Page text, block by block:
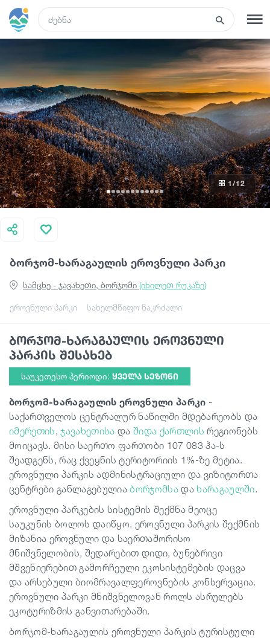
რეგისტრაცია შესვლა
ტურები
სასტუმროები
ტრანსპორტი
რა ვნახოთ
გიდები
საქართველო
ბორჯომ-ხარაგაულის ეროვნული პარკი
ეროვნული პარკი სახელმწიფო ნაკრძალი
სამცხე - ჯავახეთი, ბორჯომი (იხილეთ რუკაზე)
1 /12
ბორჯომ-ხარაგაულის ეროვნული
პარკის შესახებ
საუკეთესო პერიოდი: ᲧᲕᲔᲚᲐ ᲡᲔᲖᲝᲜᲘ
ბორჯომ-ხარაგაულის ეროვნული პარკი -
საქართველოს ცენტრალურ ნაწილში მდებარეობს და
იმერეთის,ჯავახეთისა და შიდა ქართლის რეგიონებს
მოიცავს. მისი საერთო ფართობი 107 083 ჰა-ს
შეადგენს, რაც ქვეყნის ტერიტორიის 1%-ზე მეტია.
ეროვნული პარკის ადმინისტრაციული და ვიზიტორთა
ცენტრები განლაგებულიაბორჯომსადახარაგაულში.
ეროვნული პარკების სისტემის შექმნა მეოცე
საუკუნის ბოლოს დაიწყო. ეროვნული პარკის შექმნის
მიზანია ეროვნული და საერთაშორისო
მნიშვნელობის, შედარებით დიდი, ბუნებრივი
მშვენიერებით გამორჩეული ეკოსისტემების დაცვა
და არსებული ბიომრავალფეროვნების კონსერვაცია.
ეროვნული პარკი მნიშვნელოვან როლს ასრულებს
ეკოტურიზმის განვითარებაში.
ბორჯომ-ხარაგაულის ეროვნული პარკის ტურისტული